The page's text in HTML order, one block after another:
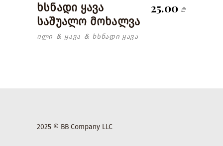
ხსნადი ყავა
საშუალო მოხალვა
25.00 ₾
ილი & ყავა & ხსნადი ყავა
2025 © BB Company LLC